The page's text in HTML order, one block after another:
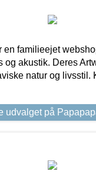
en familieejet
og akustik. Deres
natur og livsstil.
udvalget på